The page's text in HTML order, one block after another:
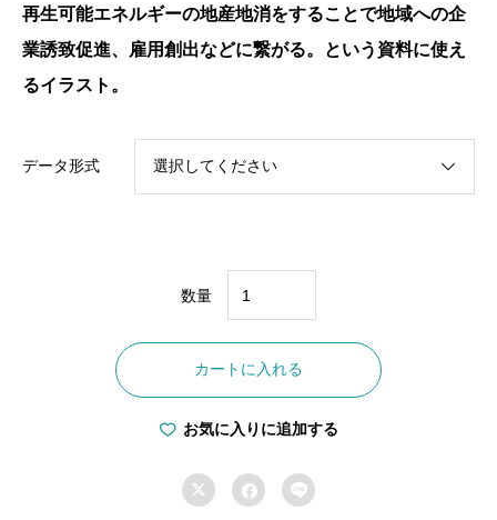
再生可能エネルギーの地産地消をすることで地域への企
業誘致促進、雇用創出などに繋がる。という資料に使え
るイラスト。
データ形式
数量
0029
地
域
雇
創
カートに入れる
お気に入りに追加する
  